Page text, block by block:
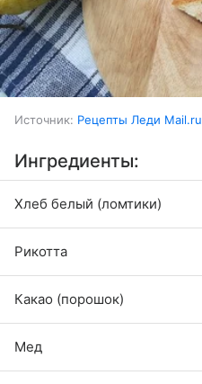
Источник: Рецепты Леди Mail.ru
Ингредиенты:
Хлеб белый (ломтики)
Рикотта
Какао (порошок)
Мед